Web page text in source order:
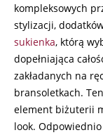
kompleksowych
stylizacji,
sukienka, którą
dopełniająca
zakładanych na
bransoletkach.
element biżuterii
look.